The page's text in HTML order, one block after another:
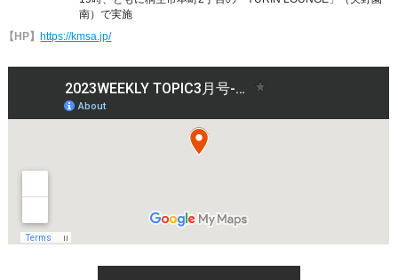
南）で実施
【HP】 https://kmsa.jp/